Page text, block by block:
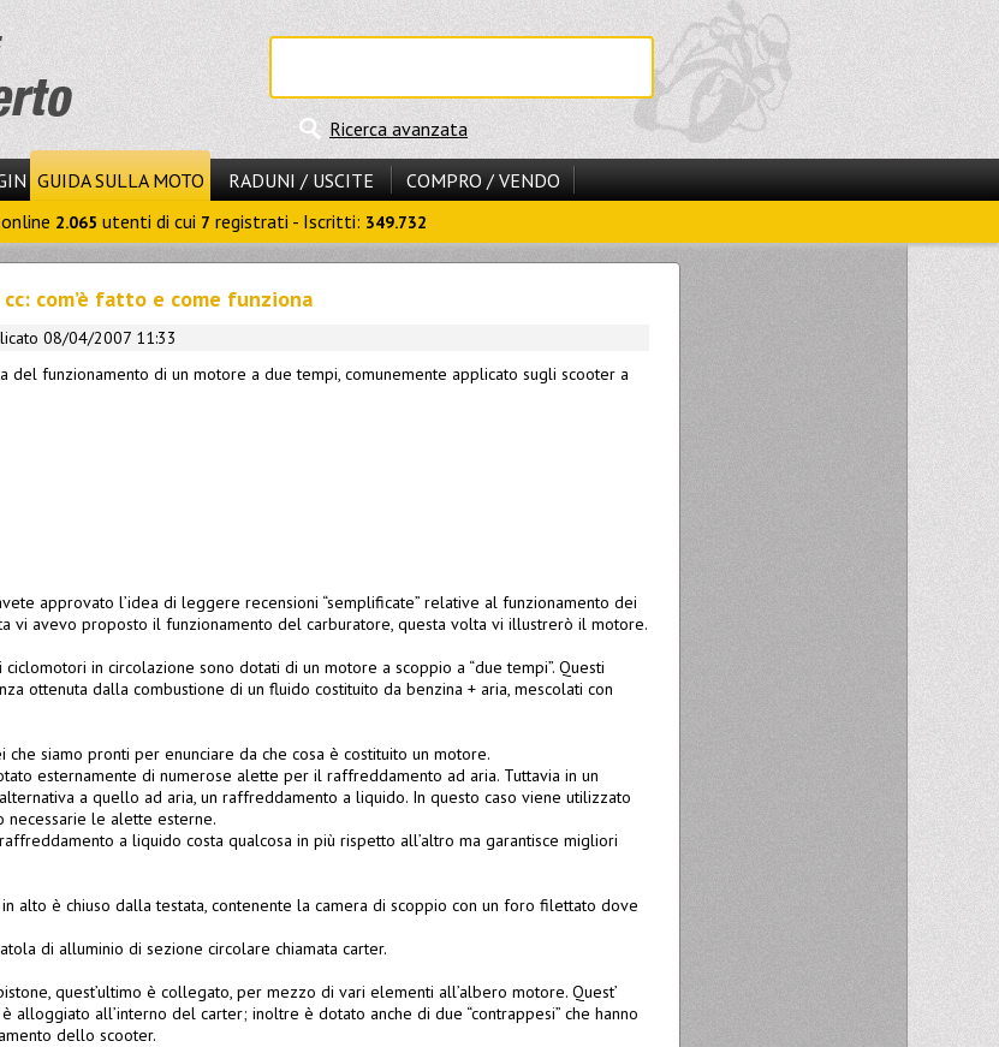
Ricerca avanzata
GUIDA SULLA MOTO RADUNI / USCITE
COMPRO / VENDO
2.065 utenti di cui 7 registrati - Iscritti: 349.732
com’è fatto e come funziona
08/04/2007 11:33
del funzionamento di un motore a due tempi, comunemente applicato sugli scooter a
approvato l’idea di leggere recensioni “semplificate” relative al funzionamento dei
vi avevo proposto il funzionamento del carburatore, questa volta vi illustrerò il motore.
in circolazione sono dotati di un motore a scoppio a “due tempi”. Questi
ottenuta dalla combustione di un fluido costituito da benzina + aria, mescolati con
siamo pronti per enunciare da che cosa è costituito un motore.
esternamente di numerose alette per il raffreddamento ad aria. Tuttavia in un
a quello ad aria, un raffreddamento a liquido. In questo caso viene utilizzato
necessarie le alette esterne.
a liquido costa qualcosa in più rispetto all’altro ma garantisce migliori
alto è chiuso dalla testata, contenente la camera di scoppio con un foro filettato dove
di alluminio di sezione circolare chiamata carter.
quest’ultimo è collegato, per mezzo di vari elementi all’albero motore. Quest’
alloggiato all’interno del carter; inoltre è dotato anche di due “contrappesi” che hanno
dello scooter.